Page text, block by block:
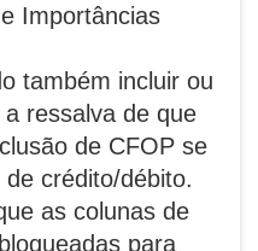
Importâncias
também incluir ou
ressalva de que
de CFOP se
crédito/débito.
as colunas de
para